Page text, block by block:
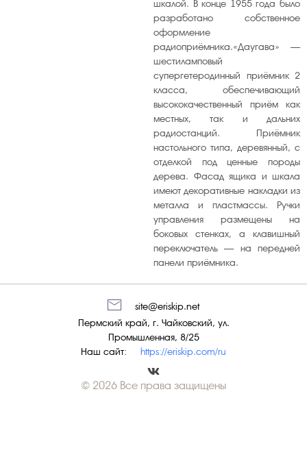
шкалой. В конце 1955 года было
разработано собственное
оформление
радиоприёмника.«Даугава» —
шестиламповый
супергетеродинный приёмник 2
класса, обеспечивающий
высококачественный приём как
местных, так и дальних
радиостанций. Приёмник
настольного типа, деревянный, с
отделкой под ценные породы
дерева. Фасад ящика и шкала
имеют декоративные накладки из
металла и пластмассы. Ручки
управления размещены на
боковых стенках, а клавишный
переключатель — на передней
панели приёмника.
Наш сайт: https://eriskip.com/ru
Пермский край, г. Чайковский, ул.
Промышленная, 8/25
site@eriskip.net
© 2026 Все права защищены